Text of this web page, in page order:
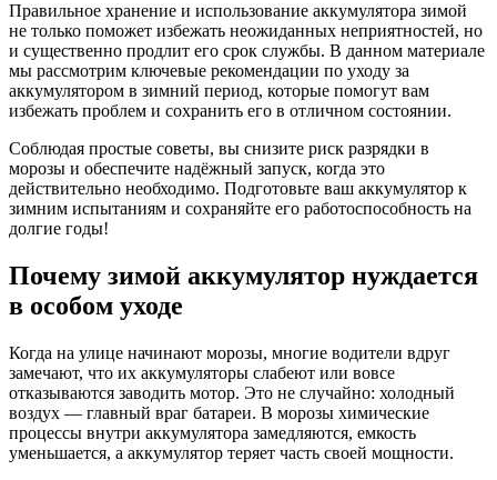
Правильное хранение и использование аккумулятора зимой
не только поможет избежать неожиданных неприятностей, но
и существенно продлит его срок службы. В данном материале
мы рассмотрим ключевые рекомендации по уходу за
аккумулятором в зимний период, которые помогут вам
избежать проблем и сохранить его в отличном состоянии.
Соблюдая простые советы, вы снизите риск разрядки в
морозы и обеспечите надёжный запуск, когда это
действительно необходимо. Подготовьте ваш аккумулятор к
зимним испытаниям и сохраняйте его работоспособность на
долгие годы!
Почему зимой аккумулятор нуждается
в особом уходе
Когда на улице начинают морозы, многие водители вдруг
замечают, что их аккумуляторы слабеют или вовсе
отказываются заводить мотор. Это не случайно: холодный
воздух — главный враг батареи. В морозы химические
процессы внутри аккумулятора замедляются, емкость
уменьшается, а аккумулятор теряет часть своей мощности.